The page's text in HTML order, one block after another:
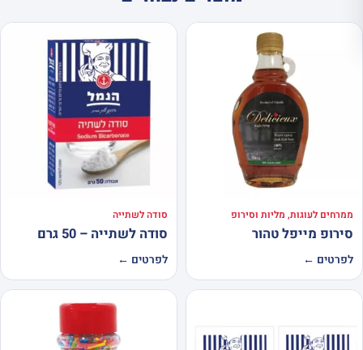
ממרחים לעוגות, מליות וסירופ
סירופ מייפל טהור
לפרטים ←
סודה לשתייה
סודה לשתייה – 50 גרם
לפרטים ←